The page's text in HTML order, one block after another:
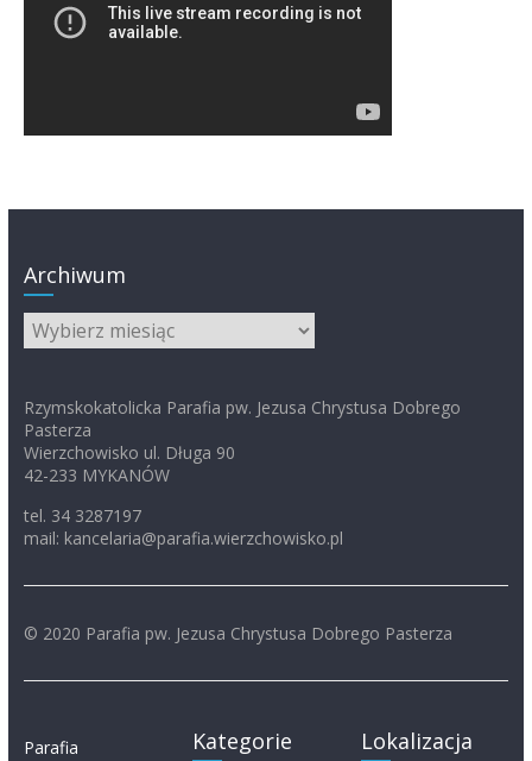
Archiwum
Archiwum
Rzymskokatolicka Parafia pw. Jezusa Chrystusa Dobrego
Pasterza
Wierzchowisko ul. Długa 90
42-233 MYKANÓW
tel. 34 3287197
mail: kancelaria@parafia.wierzchowisko.pl
© 2020 Parafia pw. Jezusa Chrystusa Dobrego Pasterza
Parafia
Kategorie Lokalizacja